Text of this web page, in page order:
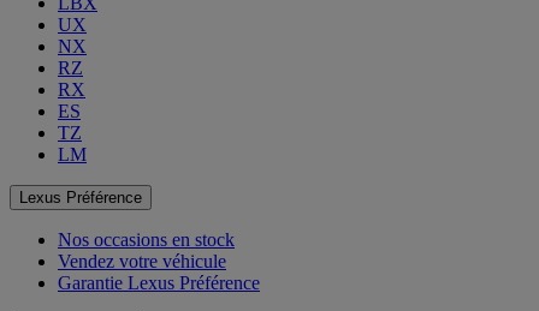
UX
NX
RZ
RX
ES
TZ
LM
Lexus Préférence
Nos occasions en stock
Vendez votre véhicule
Garantie Lexus Préférence